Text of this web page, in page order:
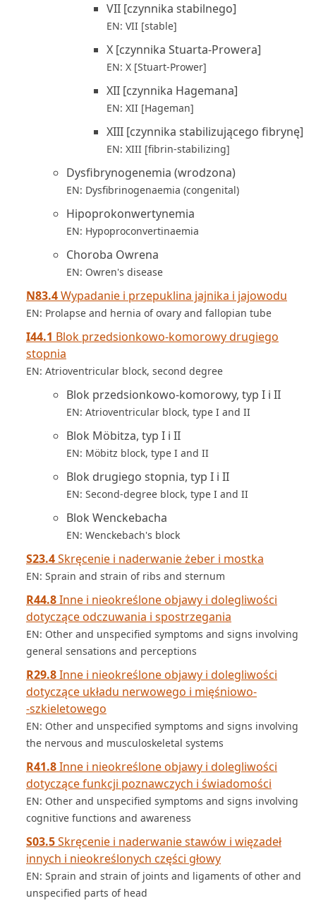
VII [czynnika stabilnego]
EN: VII [stable]
X [czynnika Stuarta-Prowera]
EN: X [Stuart-Prower]
XII [czynnika Hagemana]
EN: XII [Hageman]
XIII [czynnika stabilizującego fibrynę]
EN: XIII [fibrin-stabilizing]
Dysfibrynogenemia (wrodzona)
EN: Dysfibrinogenaemia (congenital)
Hipoprokonwertynemia
EN: Hypoproconvertinaemia
Choroba Owrena
EN: Owren's disease
N83.4Wypadanie i przepuklina jajnika i jajowodu
EN: Prolapse and hernia of ovary and fallopian tube
I44.1 Blok przedsionkowo-komorowy drugiego
stopnia
EN: Atrioventricular block, second degree
Blok przedsionkowo-komorowy, typ I i II
EN: Atrioventricular block, type I and II
Blok Möbitza, typ I i II
EN: Möbitz block, type I and II
Blok drugiego stopnia, typ I i II
EN: Second-degree block, type I and II
Blok Wenckebacha
EN: Wenckebach's block
S23.4Skręcenie i naderwanie żeber i mostka
EN: Sprain and strain of ribs and sternum
R44.8Inne i nieokreślone objawy i dolegliwości
dotyczące odczuwania i spostrzegania
EN: Other and unspecified symptoms and signs involving
general sensations and perceptions
R29.8Inne i nieokreślone objawy i dolegliwości
dotyczące układu nerwowego i mięśniowo­
‑szkieletowego
EN: Other and unspecified symptoms and signs involving
the nervous and musculoskeletal systems
R41.8Inne i nieokreślone objawy i dolegliwości
dotyczące funkcji poznawczych i świadomości
EN: Other and unspecified symptoms and signs involving
cognitive functions and awareness
S03.5Skręcenie i naderwanie stawów i więzadeł
innych i nieokreślonych części głowy
EN: Sprain and strain of joints and ligaments of other and
unspecified parts of head